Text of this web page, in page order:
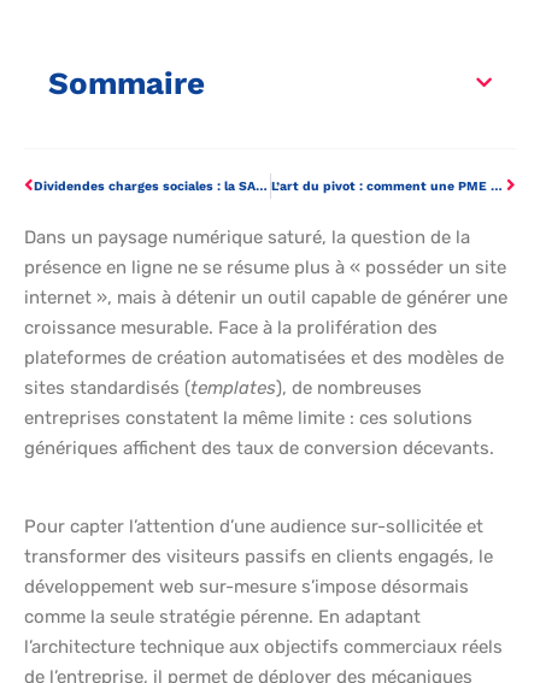
Sommaire
Dividendes charges sociales : la SARL ou la SAS pour mieux optimiser ? L’art du pivot : comment une PME familiale redéfinit l’expérience client dans l’assainissement à Paris
Dans un paysage numérique saturé, la question de la
présence en ligne ne se résume plus à « posséder un site
internet », mais à détenir un outil capable de générer une
croissance mesurable. Face à la prolifération des
plateformes de création automatisées et des modèles de
sites standardisés (templates), de nombreuses
entreprises constatent la même limite : ces solutions
génériques affichent des taux de conversion décevants.
Pour capter l’attention d’une audience sur-sollicitée et
transformer des visiteurs passifs en clients engagés, le
développement web sur-mesure s’impose désormais
comme la seule stratégie pérenne. En adaptant
l’architecture technique aux objectifs commerciaux réels
de l’entreprise, il permet de déployer des mécaniques